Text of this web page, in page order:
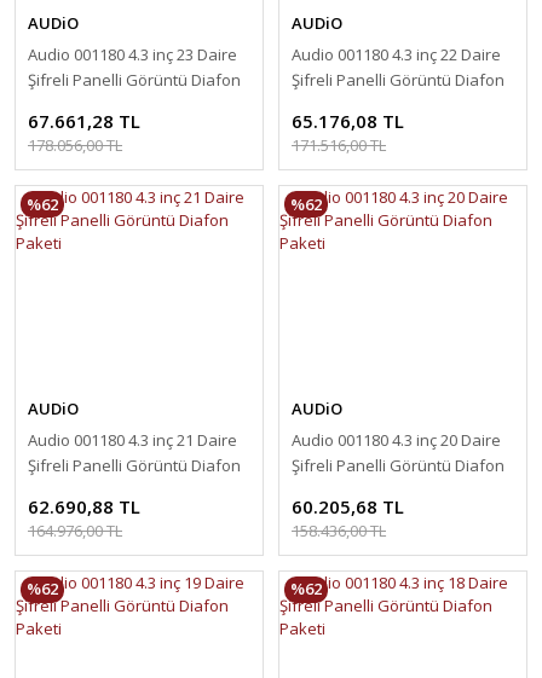
AUDiO
Audio 001180 4.3 inç 23 Daire
Şifreli Panelli Görüntü Diafon
67.661,28 TL
178.056,00 TL
AUDiO
Audio 001180 4.3 inç 22 Daire
Şifreli Panelli Görüntü Diafon
65.176,08 TL
171.516,00 TL
%62
AUDiO
Audio 001180 4.3 inç 21 Daire
Şifreli Panelli Görüntü Diafon
62.690,88 TL
164.976,00 TL
%62
AUDiO
Audio 001180 4.3 inç 20 Daire
Şifreli Panelli Görüntü Diafon
60.205,68 TL
158.436,00 TL
%62 %62